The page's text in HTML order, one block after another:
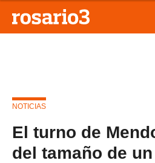
NOTICIAS
El turno de
del tamaño de